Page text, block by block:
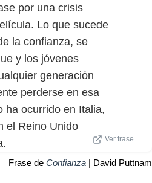
por una crisis
Lo que sucede
la confianza, se
y los jóvenes
generación
perderse en esa
ha ocurrido en Italia,
el Reino Unido
Ver frase
Frase de Confianza | David Puttnam